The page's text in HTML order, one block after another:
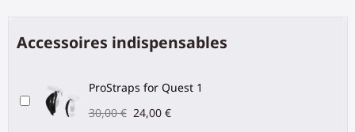
Accessoires indispensables
ProStraps for Quest 1
30,00 € 24,00 €